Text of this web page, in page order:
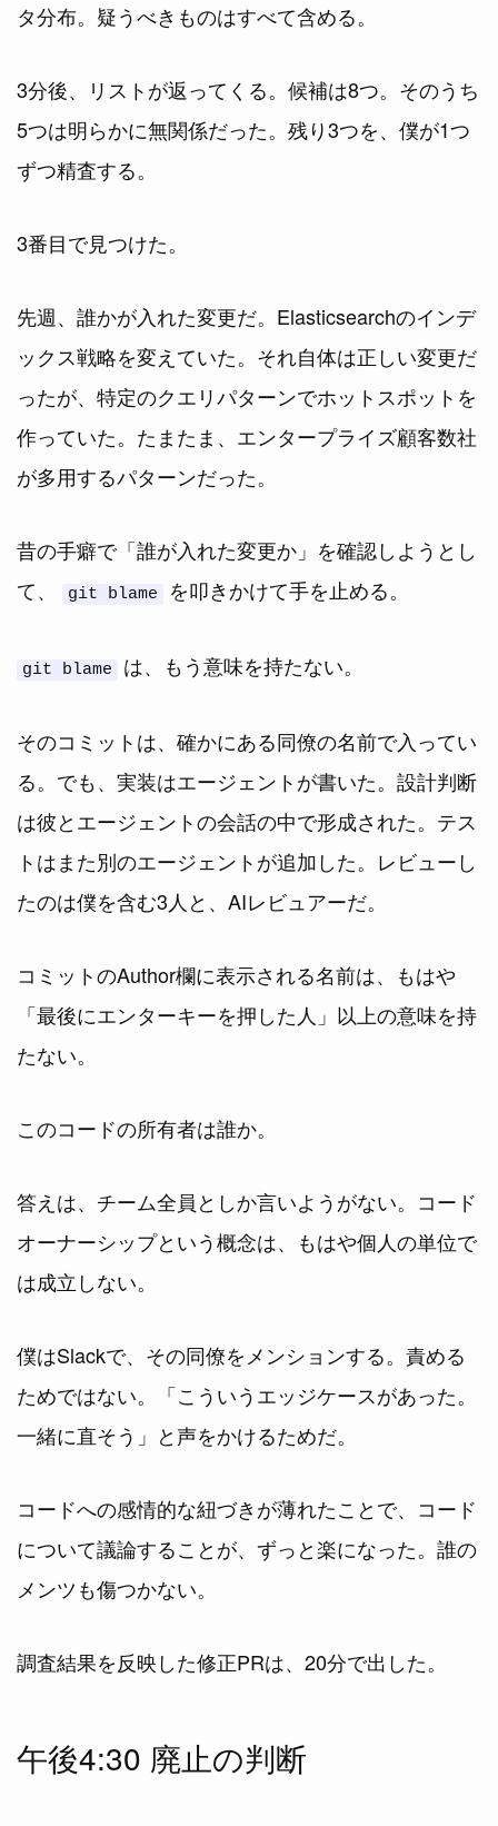
タ分布。疑うべきものはすべて含める。
3分後、リストが返ってくる。候補は8つ。そのうち
5つは明らかに無関係だった。残り3つを、僕が1つ
ずつ精査する。
3番目で見つけた。
先週、誰かが入れた変更だ。Elasticsearchのインデ
ックス戦略を変えていた。それ自体は正しい変更だ
ったが、特定のクエリパターンでホットスポットを
作っていた。たまたま、エンタープライズ顧客数社
が多用するパターンだった。
昔の手癖で「誰が入れた変更か」を確認しようとし
て、
git blame を叩きかけて手を止める。
git blame は、もう意味を持たない。
そのコミットは、確かにある同僚の名前で入ってい
る。でも、実装はエージェントが書いた。設計判断
は彼とエージェントの会話の中で形成された。テス
トはまた別のエージェントが追加した。レビューし
たのは僕を含む3人と、AIレビュアーだ。
コミットのAuthor欄に表示される名前は、もはや
「最後にエンターキーを押した人」以上の意味を持
たない。
このコードの所有者は誰か。
答えは、チーム全員としか言いようがない。コード
オーナーシップという概念は、もはや個人の単位で
は成立しない。
僕はSlackで、その同僚をメンションする。責める
ためではない。「こういうエッジケースがあった。
一緒に直そう」と声をかけるためだ。
コードへの感情的な紐づきが薄れたことで、コード
について議論することが、ずっと楽になった。誰の
メンツも傷つかない。
調査結果を反映した修正PRは、20分で出した。
午後4:30 廃止の判断